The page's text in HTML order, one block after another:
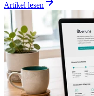
Artikel lesen